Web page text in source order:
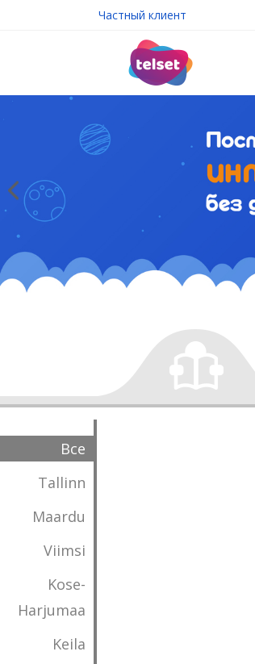
Частный клиент
Все
Tallinn
Maardu
Viimsi
Kose-
Harjumaa
Keila